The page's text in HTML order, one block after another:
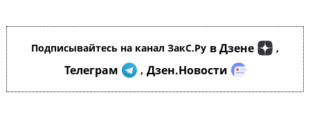
Подписывайтесь на канал ЗакС.Ру в Дзене ,
Телеграм , Дзен.Новости